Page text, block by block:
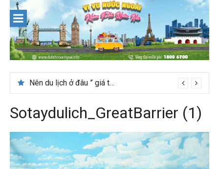
content
Nên du lịch ở đâu ” giá tốt” dịp lễ quốc khánh 2/9
Sotaydulich_GreatBarrier (1)